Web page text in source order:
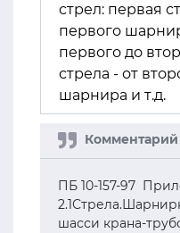
стрел: первая
первого
первого до
стрела - от
шарнира и т.д.
ПБ 10-157-97
шасси крана-